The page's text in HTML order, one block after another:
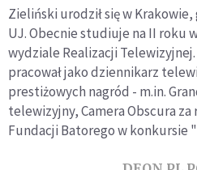
Zieliński urodził się w
UJ. Obecnie studiuje na II roku
wydziale Realizacji
pracował jako dziennikarz
prestiżowych nagród - m.in.
telewizyjny, Camera Obscura
Fundacji Batorego w konkursie